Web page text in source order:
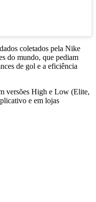
coletados pela Nike
do mundo, que pediam
de gol e a eficiência
versões High e Low (Elite,
e em lojas